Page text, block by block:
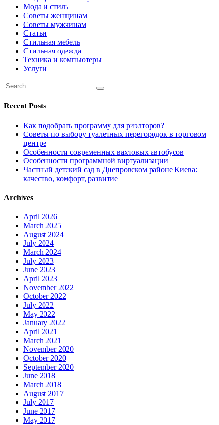
Мода и стиль
Советы женщинам
Советы мужчинам
Статьи
Стильная мебель
Стильная одежда
Техника и компьютеры
Услуги
Recent Posts
Как подобрать программу для риэлторов?
Советы по выбору туалетных перегородок в торговом
центре
Особенности современных вахтовых автобусов
Особенности программной виртуализации
Частный детский сад в Днепровском районе Киева:
качество, комфорт, развитие
Archives
April 2026
March 2025
August 2024
July 2024
March 2024
July 2023
June 2023
April 2023
November 2022
October 2022
July 2022
May 2022
January 2022
April 2021
March 2021
November 2020
October 2020
September 2020
June 2018
March 2018
August 2017
July 2017
June 2017
May 2017